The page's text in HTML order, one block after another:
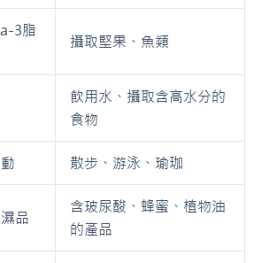
3脂
攝取堅果、魚類
飲用水、攝取含高水分的
食物
散步、游泳、瑜珈
品
含玻尿酸、蜂蜜、植物油
的產品